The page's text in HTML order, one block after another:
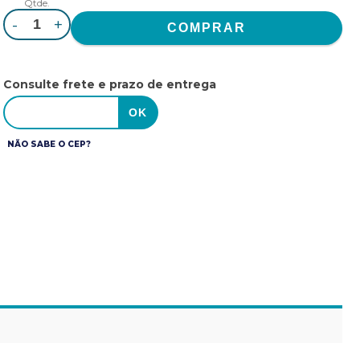
Qtde.
- +
Consulte frete e prazo de entrega
NÃO SABE O CEP?